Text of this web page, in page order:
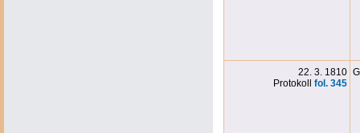
22. 3. 1810
Protokoll fol. 345